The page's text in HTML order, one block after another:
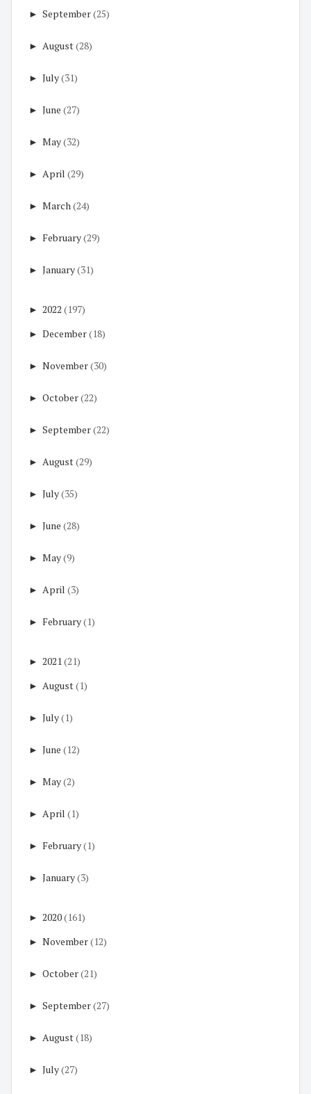
► September(25)
► August(28)
► July(31)
► June (27)
► May(32)
► April (29)
► March(24)
► February(29)
► January(31)
► 2022 (197)
► December(18)
► November(30)
► October(22)
► September(22)
► August(29)
► July(35)
► June (28)
► May(9)
► April (3)
► February(1)
► 2021 (21)
► August(1)
► July(1)
► June (12)
► May(2)
► April (1)
► February(1)
► January(3)
► 2020(161)
► November(12)
► October(21)
► September(27)
► August(18)
► July(27)